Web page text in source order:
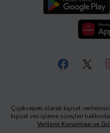
Çiçeksepeti olarak kişisel
kişisel veri işleme süreçleri
Verilerin Korunması ve